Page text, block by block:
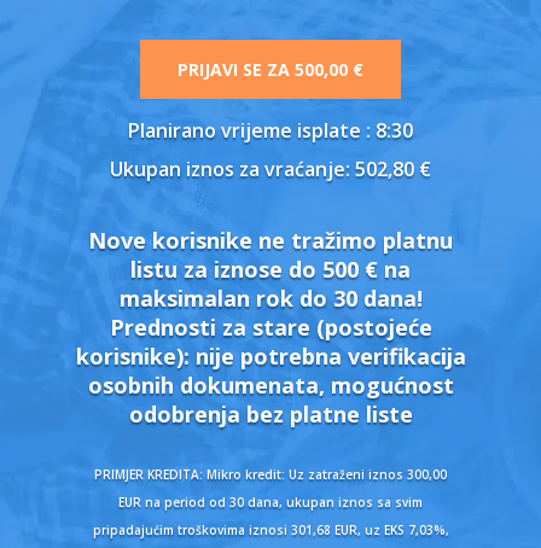
PRIJAVI SE ZA 500,00 €
Planirano vrijeme isplate : 8:30
Ukupan iznos za vraćanje: 502,80 €
Nove korisnike ne tražimo platnu
listu za iznose do 500 € na
maksimalan rok do 30 dana!
Prednosti za stare (postojeće
korisnike): nije potrebna verifikacija
osobnih dokumenata, mogućnost
odobrenja bez platne liste
PRIMJER KREDITA: Mikro kredit: Uz zatraženi iznos 300,00
EUR na period od 30 dana, ukupan iznos sa svim
pripadajućim troškovima iznosi 301,68 EUR, uz EKS 7,03%,